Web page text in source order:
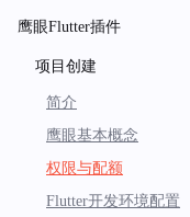
鹰眼Flutter插件
项目创建
简介
鹰眼基本概念
权限与配额
Flutter开发环境配置